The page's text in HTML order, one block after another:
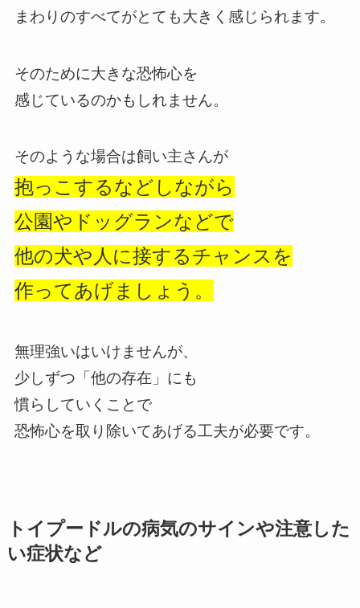
まわりのすべてがとても大きく感じられます。
そのために大きな恐怖心を
感じているのかもしれません。
そのような場合は飼い主さんが
抱っこするなどしながら
公園やドッグランなどで
他の犬や人に接するチャンスを
作ってあげましょう。
無理強いはいけませんが、
少しずつ「他の存在」にも
慣らしていくことで
恐怖心を取り除いてあげる工夫が必要です。
トイプードルの病気のサインや注意した
い症状など